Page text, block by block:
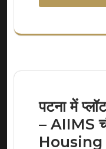
पटना में
– AIIMS